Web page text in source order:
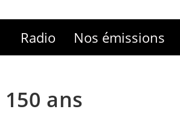
Radio Nos émissions
ans